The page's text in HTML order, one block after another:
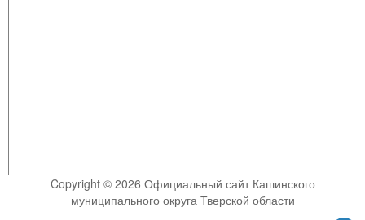
Copyright © 2026 Официальный сайт Кашинского
муниципального округа Тверской области